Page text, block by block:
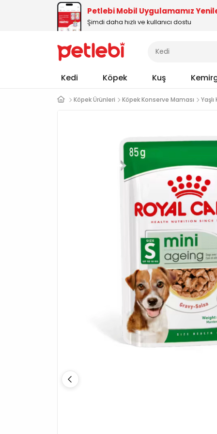
Petlebi Mobil Uygulamamız
Şimdi daha hızlı ve kullanıcı dostu
Kedi Köpek Kuş
Köpek Ürünleri Köpek Konserve Maması